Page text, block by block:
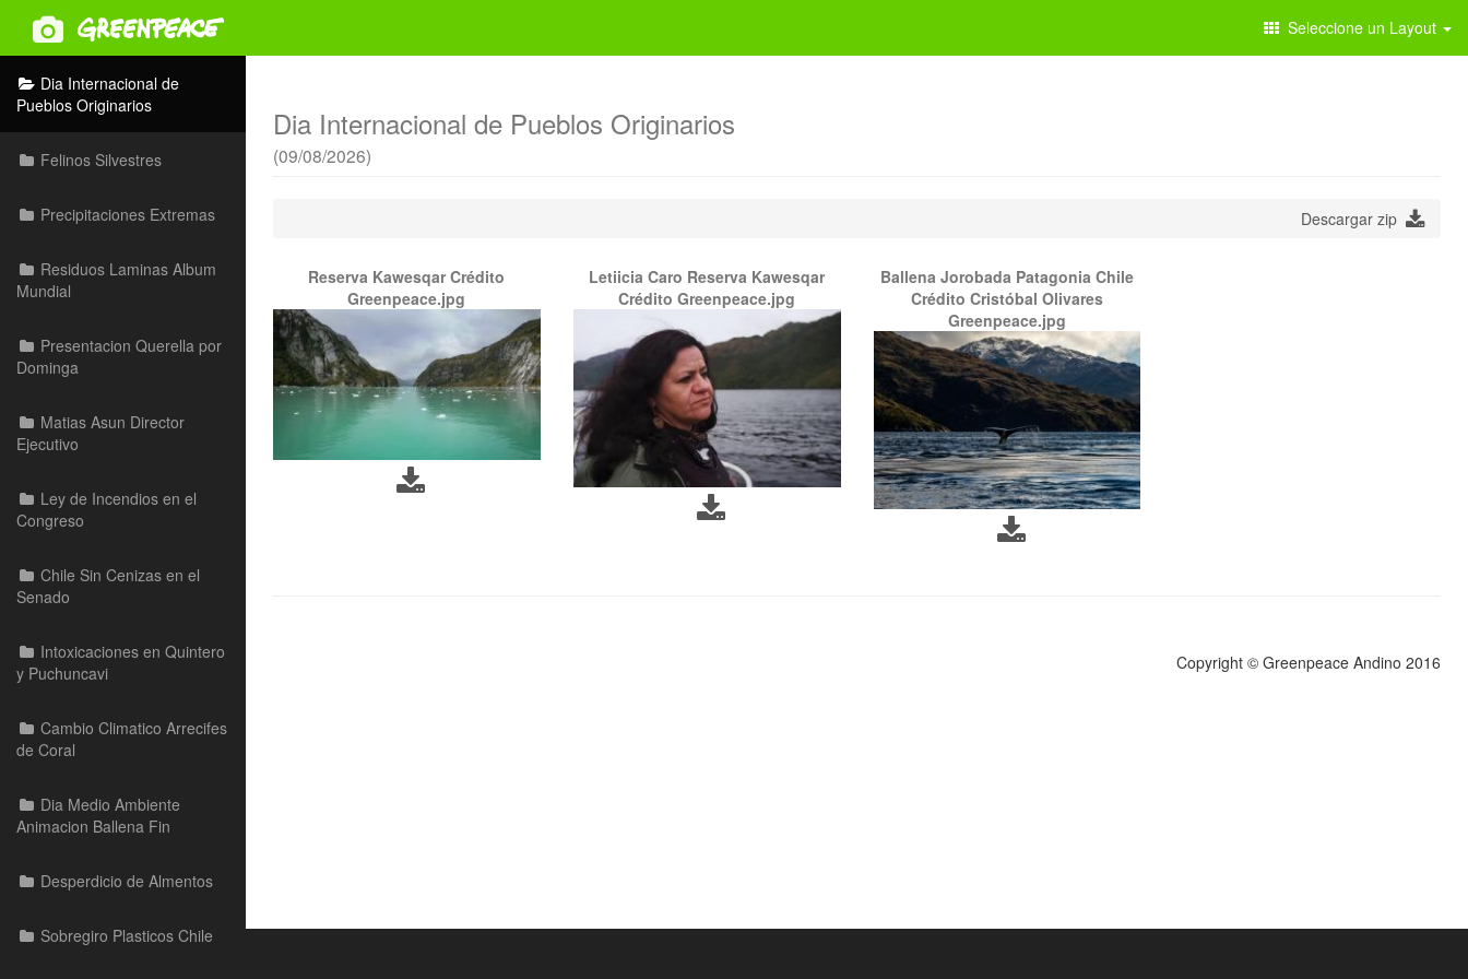
Seleccione un Layout
Dia Internacional de
Pueblos Originarios
Felinos Silvestres
Precipitaciones Extremas
Residuos Laminas Album
Mundial
Presentacion Querella por
Dominga
Matias Asun Director
Ejecutivo
Ley de Incendios en el
Congreso
Chile Sin Cenizas en el
Senado
Intoxicaciones en Quintero
y Puchuncavi
Cambio Climatico Arrecifes
de Coral
Dia Medio Ambiente
Animacion Ballena Fin
Desperdicio de Almentos
Sobregiro Plasticos Chile
Dia Internacional de Pueblos Originarios
(09/08/2026)
Descargar zip
Reserva Kawesqar Crédito
Greenpeace.jpg
Letiicia Caro Reserva Kawesqar
Crédito Greenpeace.jpg
Ballena Jorobada Patagonia Chile
Crédito Cristóbal Olivares
Greenpeace.jpg
Copyright © Greenpeace Andino 2016